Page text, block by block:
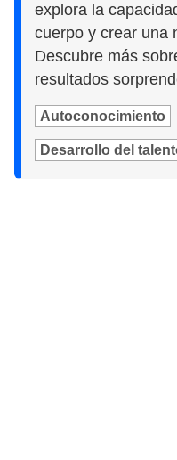
explora la
cuerpo y crear una
Descubre más
resultados
Autoconocimiento
Desarrollo del